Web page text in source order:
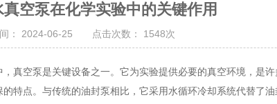
空泵在化学实验中的关键作用
间： 2024-06-25 点击次数： 1548次
空泵是关键设备之一。它为实验提供必要的真空环境，是许
特点。与传统的油封泵相比，它采用水循环冷却系统代替了